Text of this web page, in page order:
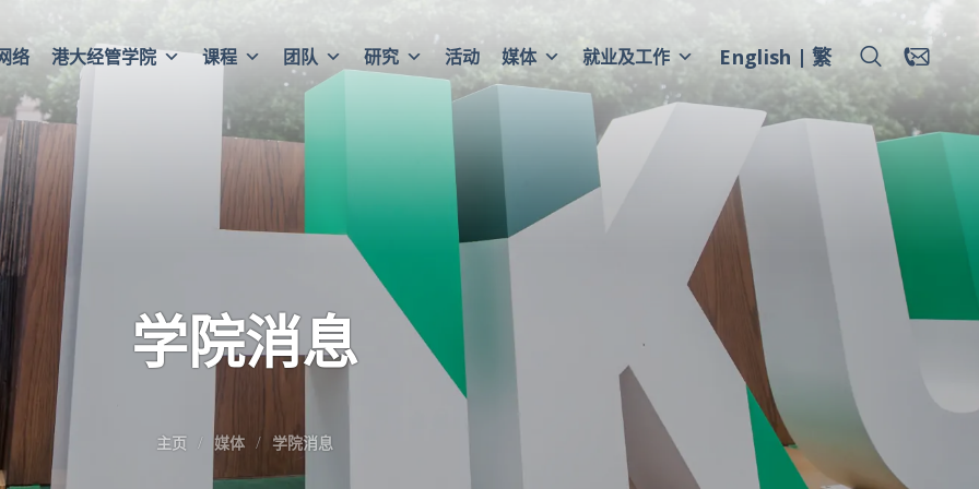
络 港大经管学院 课程 团队 研究 活动 媒体 就业及工作 English 繁
学院消息
主页 媒体 学院消息